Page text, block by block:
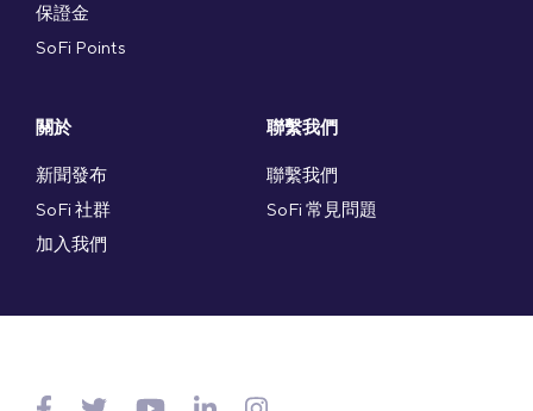
保證金
SoFi Points
關於
新聞發布
SoFi 社群
加入我們
聯繫我們
聯繫我們
SoFi 常見問題